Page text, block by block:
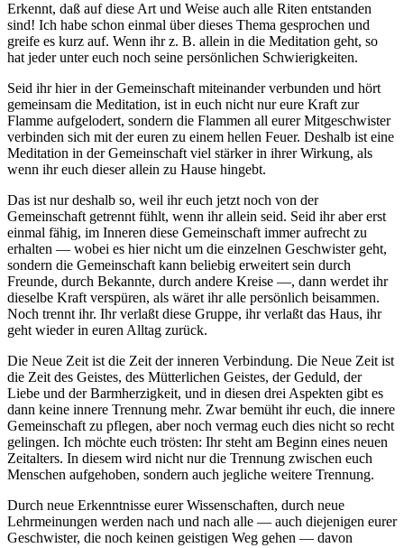
Erkennt, daß auf diese Art und Weise auch alle Riten entstanden
sind! Ich habe schon einmal über dieses Thema gesprochen und
greife es kurz auf. Wenn ihr z. B. allein in die Meditation geht, so
hat jeder unter euch noch seine persönlichen Schwierigkeiten.
Seid ihr hier in der Gemeinschaft miteinander verbunden und hört
gemeinsam die Meditation, ist in euch nicht nur eure Kraft zur
Flamme aufgelodert, sondern die Flammen all eurer Mitgeschwister
verbinden sich mit der euren zu einem hellen Feuer. Deshalb ist eine
Meditation in der Gemeinschaft viel stärker in ihrer Wirkung, als
wenn ihr euch dieser allein zu Hause hingebt.
Das ist nur deshalb so, weil ihr euch jetzt noch von der
Gemeinschaft getrennt fühlt, wenn ihr allein seid. Seid ihr aber erst
einmal fähig, im Inneren diese Gemeinschaft immer aufrecht zu
erhalten — wobei es hier nicht um die einzelnen Geschwister geht,
sondern die Gemeinschaft kann beliebig erweitert sein durch
Freunde, durch Bekannte, durch andere Kreise —, dann werdet ihr
dieselbe Kraft verspüren, als wäret ihr alle persönlich beisammen.
Noch trennt ihr. Ihr verlaßt diese Gruppe, ihr verlaßt das Haus, ihr
geht wieder in euren Alltag zurück.
Die Neue Zeit ist die Zeit der inneren Verbindung. Die Neue Zeit ist
die Zeit des Geistes, des Mütterlichen Geistes, der Geduld, der
Liebe und der Barmherzigkeit, und in diesen drei Aspekten gibt es
dann keine innere Trennung mehr. Zwar bemüht ihr euch, die innere
Gemeinschaft zu pflegen, aber noch vermag euch dies nicht so recht
gelingen. Ich möchte euch trösten: Ihr steht am Beginn eines neuen
Zeitalters. In diesem wird nicht nur die Trennung zwischen euch
Menschen aufgehoben, sondern auch jegliche weitere Trennung.
Durch neue Erkenntnisse eurer Wissenschaften, durch neue
Lehrmeinungen werden nach und nach alle — auch diejenigen eurer
Geschwister, die noch keinen geistigen Weg gehen — davon